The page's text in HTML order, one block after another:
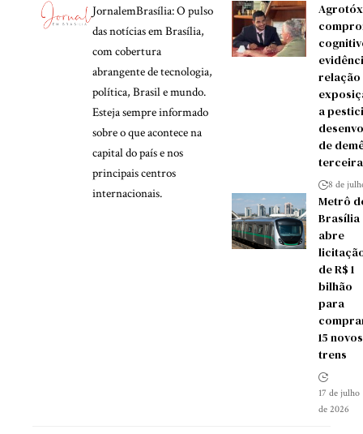
JornalemBrasília: O pulso
das notícias em Brasília,
com cobertura
abrangente de tecnologia,
política, Brasil e mundo.
Esteja sempre informado
sobre o que acontece na
capital do país e nos
principais centros
internacionais.
a
de
8 de
Metrô
Brasília
abre
de R$ 1
bilhão
para
15 novos
trens
17 de julho
de 2026